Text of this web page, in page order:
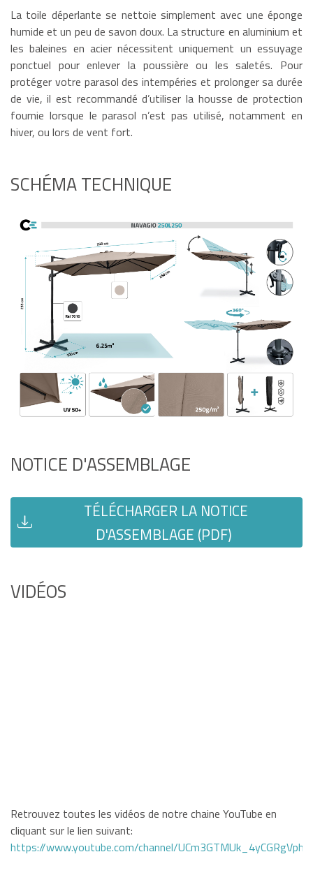
La toile déperlante se nettoie simplement avec une éponge
humide et un peu de savon doux. La structure en aluminium et
les baleines en acier nécessitent uniquement un essuyage
ponctuel pour enlever la poussière ou les saletés. Pour
protéger votre parasol des intempéries et prolonger sa durée
de vie, il est recommandé d’utiliser la housse de protection
fournie lorsque le parasol n’est pas utilisé, notamment en
hiver, ou lors de vent fort.
SCHÉMA TECHNIQUE
NOTICE D'ASSEMBLAGE
TÉLÉCHARGER LA NOTICE
D'ASSEMBLAGE (PDF)
VIDÉOS
Retrouvez toutes les vidéos de notre chaine YouTube en
cliquant sur le lien suivant:
https://www.youtube.com/channel/